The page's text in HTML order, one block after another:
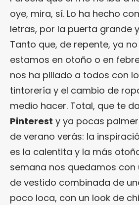
oye, mira, sí. Lo ha hecho
letras, por la puerta grande
Tanto que, de repente, ya
estamos en otoño o en
nos ha pillado a todos con
tintorería y el cambio de
medio hacer. Total, que te
Pinterest y ya pocas
de verano verás: la
es la calentita y la más
semana nos quedamos
de vestido combinada de
poco loca, con un look de